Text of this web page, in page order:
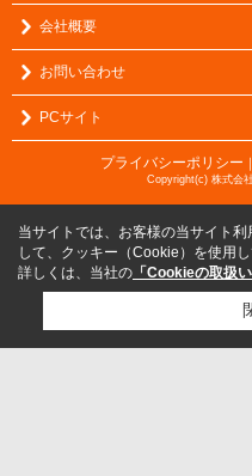
会社概要
お問い合わせ
PCサイト
プライバシーポリシー ｜
Copyright(c) 株式会
当サイトでは、お客様の当サイト
して、クッキー（Cookie）を使用し
詳しくは、当社の 「Cookieの取扱